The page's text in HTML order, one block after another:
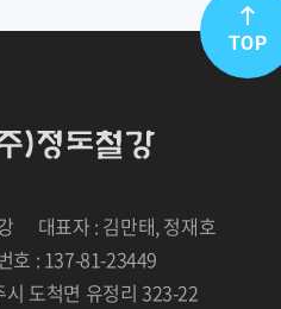
TOP
대표자 : 김만태, 정재호
호 : 137-81-23449
시 도척면 유정리 323-22